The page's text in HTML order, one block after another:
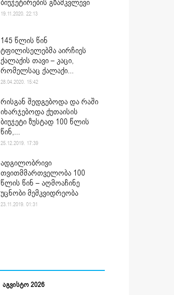
ბიუჯეტირების გზამკვლევი
19.11.2020. 22:13
145 წლის წინ
ტფილისელებმა აირჩიეს
ქალაქის თავი – კაცი,
რომელსაც ქალაქი...
28.04.2020. 15:42
რისგან შედგებოდა და რაში
იხარჯებოდა ქუთაისის
ბიუჯეტი ზუსტად 100 წლის
წინ,...
25.12.2019. 17:39
ადგილობრივი
თვითმმართველობა 100
წლის წინ – აღმოაჩინე
უცნობი მემკვიდრეობა
23.11.2019. 01:31
აგვისტო 2026